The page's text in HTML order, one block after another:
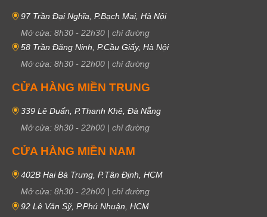
97 Trần Đại Nghĩa, P.Bạch Mai, Hà Nội
Mở cửa: 8h30 - 22h30 | chỉ đường
58 Trần Đăng Ninh, P.Cầu Giấy, Hà Nội
Mở cửa: 8h30 - 22h00 | chỉ đường
CỬA HÀNG MIỀN TRUNG
339 Lê Duẩn, P.Thanh Khê, Đà Nẵng
Mở cửa: 8h30 - 22h00 | chỉ đường
CỬA HÀNG MIỀN NAM
402B Hai Bà Trưng, P.Tân Định, HCM
Mở cửa: 8h30 - 22h00 | chỉ đường
92 Lê Văn Sỹ, P.Phú Nhuận, HCM